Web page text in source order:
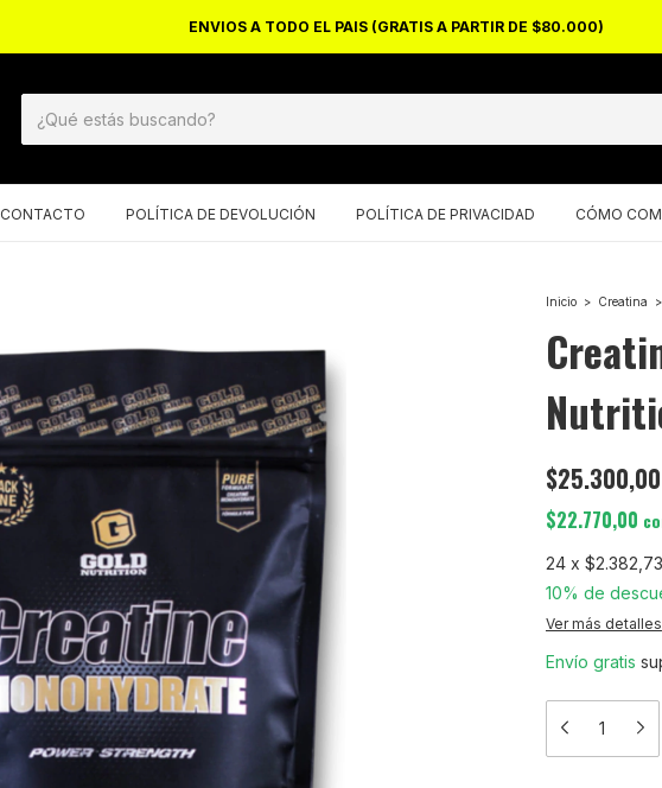
ENVIOS A TODO EL PAIS (GRATIS A PARTIR DE $80.000)
CONTACTO POLÍTICA DE DEVOLUCIÓN POLÍTICA DE PRIVACIDAD CÓMO
Inicio > Creatina >
$25.300,00
$22.770,00
24 x $2.382,73
10% de
Ver más detalles
Envío gratis